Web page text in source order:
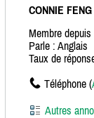
CONNIE FENG
Membre
Parle : Anglais
Taux de
Téléphone (
Autres